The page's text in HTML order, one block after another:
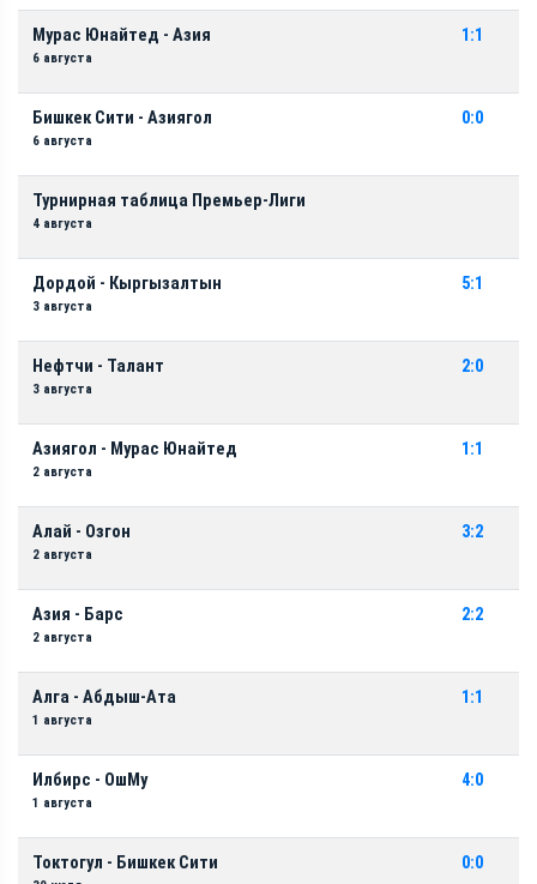
Мурас Юнайтед - Азия
6 августа
1:1
Бишкек Сити - Азиягол
6 августа
0:0
Турнирная таблица Премьер-Лиги
4 августа
Дордой - Кыргызалтын
3 августа
5:1
Нефтчи - Талант
3 августа
2:0
Азиягол - Мурас Юнайтед
2 августа
1:1
Алай - Озгон
2 августа
3:2
Азия - Барс
2 августа
2:2
Алга - Абдыш-Ата
1 августа
1:1
Илбирс - ОшМу
1 августа
4:0
Токтогул - Бишкек Сити 0:0